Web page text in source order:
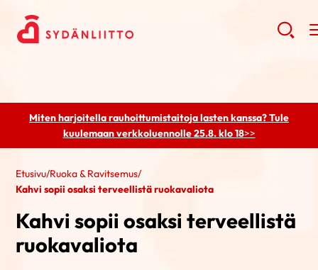
Miten harjoitella rauhoittumistaitoja lasten kanssa? Tule
kuulemaanverkkoluennolle 25.8. klo 18>>
Etusivu/Ruoka & Ravitsemus/
Kahvi sopii osaksi terveellistä ruokavaliota
Kahvi sopii osaksi terveellistä
ruokavaliota